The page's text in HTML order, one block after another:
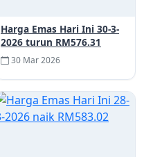
Harga Emas Hari Ini 30-3-
2026 turun RM576.31
30 Mar 2026